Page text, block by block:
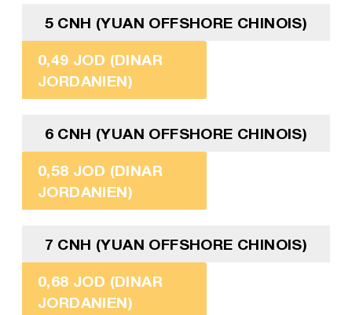
5 CNH (YUAN OFFSHORE CHINOIS)
0,49 JOD (DINAR
JORDANIEN)
6 CNH (YUAN OFFSHORE CHINOIS)
0,58 JOD (DINAR
JORDANIEN)
7 CNH (YUAN OFFSHORE CHINOIS)
0,68 JOD (DINAR
JORDANIEN)